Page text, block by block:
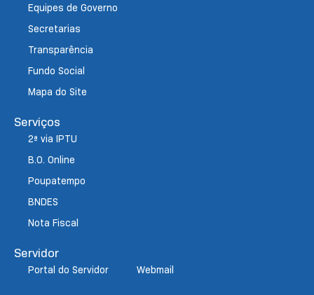
Equipes de Governo
Secretarias
Transparência
Fundo Social
Mapa do Site
Serviços
2ª via IPTU
B.O. Online
Poupatempo
BNDES
Nota Fiscal
Servidor
Portal do Servidor Webmail